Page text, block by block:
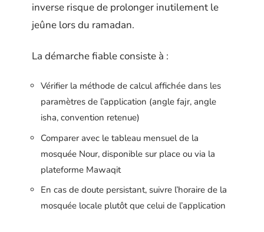
inverse risque de prolonger inutilement le
jeûne lors du ramadan.
La démarche fiable consiste à :
Vérifier la méthode de calcul affichée dans les
paramètres de l’application (angle fajr, angle
isha, convention retenue)
Comparer avec le tableau mensuel de la
mosquée Nour, disponible sur place ou via la
plateforme Mawaqit
En cas de doute persistant, suivre l’horaire de la
mosquée locale plutôt que celui de l’application